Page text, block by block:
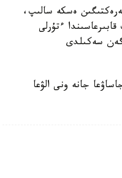
ەسكە سالىپ،
ءتۇرلى
سەكىلدى
جانە ونى الۋعا